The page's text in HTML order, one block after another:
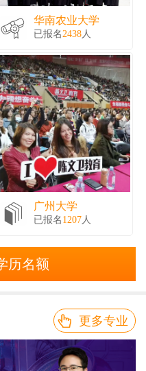
华南农业大学
已报名2438人
广州大学
已报名 1207人
历名额
更多专业